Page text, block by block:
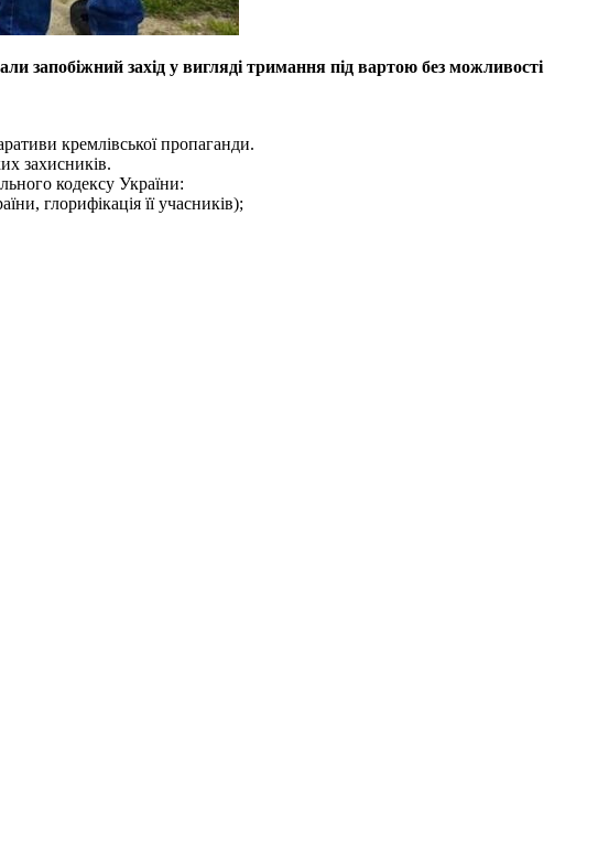
запобіжний захід у вигляді тримання під вартою без можливості
кремлівської пропаганди.
захисників.
кодексу України:
глорифікація її учасників);